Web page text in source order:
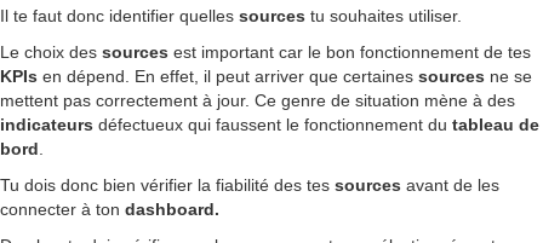
Il te faut donc identifier quelles sources tu souhaites utiliser.
Le choix des sources est important car le bon fonctionnement de tes
KPIs en dépend. En effet, il peut arriver que certaines sources ne se
mettent pas correctement à jour. Ce genre de situation mène à des
indicateurs défectueux qui faussent le fonctionnement du tableau de
bord
Tu dois donc bien vérifier la fiabilité des tes sources avant de les
connecter à ton dashboard.